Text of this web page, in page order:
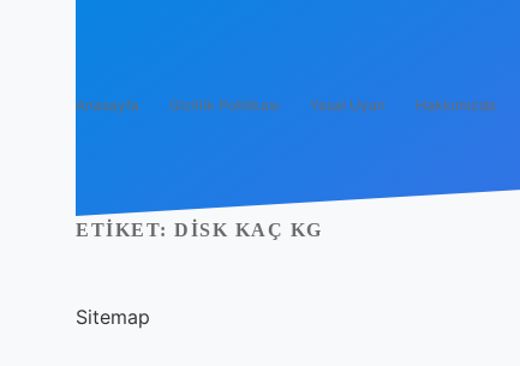
Anasayfa Gizlilik Politikası Yasal Uyarı Hakkımızda
ETIKET: DISK KAÇ KG
Sitemap